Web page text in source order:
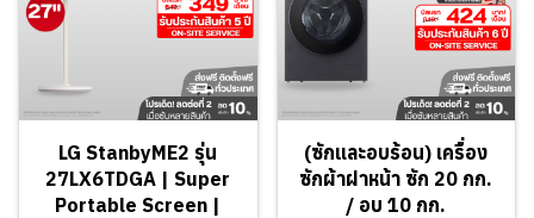
LG StanbyME2 รุ่น
27LX6TDGA | Super
Portable Screen |
(ซักและอบร้อน) เครื่อง
ซักผ้าฝาหน้า ซัก 20 กก.
/ อบ 10 กก.